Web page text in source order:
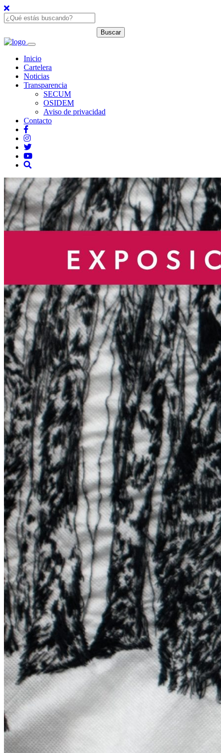
Inicio
Cartelera
Noticias
Transparencia
SECUM
OSIDEM
Aviso de privacidad
Contacto